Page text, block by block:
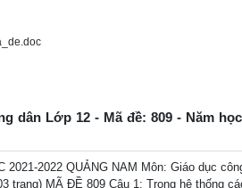
dân Lớp 12 - Mã đề: 809 - Năm
2022 QUẢNG NAM Môn: Giáo dục
MÃ ĐỀ 809 Câu 1: Trong hệ thống